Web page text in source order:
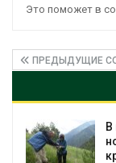
Это поможет в
ПРЕДЫДУЩИЕ